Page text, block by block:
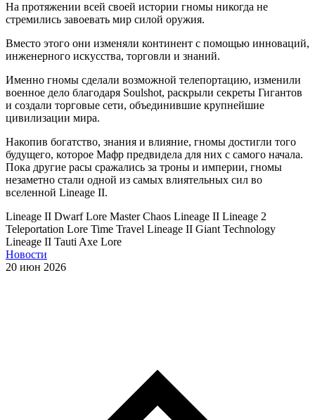
На протяжении всей своей истории гномы никогда не
стремились завоевать мир силой оружия.
Вместо этого они изменяли континент с помощью инноваций,
инженерного искусства, торговли и знаний.
Именно гномы сделали возможной телепортацию, изменили
военное дело благодаря Soulshot, раскрыли секреты Гигантов
и создали торговые сети, объединившие крупнейшие
цивилизации мира.
Накопив богатство, знания и влияние, гномы достигли того
будущего, которое Мафр предвидела для них с самого начала.
Пока другие расы сражались за троны и империи, гномы
незаметно стали одной из самых влиятельных сил во
вселенной Lineage II.
Lineage II Dwarf Lore Master Chaos Lineage II Lineage 2
Teleportation Lore Time Travel Lineage II Giant Technology
Lineage II Tauti Axe Lore
Новости
20 июн 2026